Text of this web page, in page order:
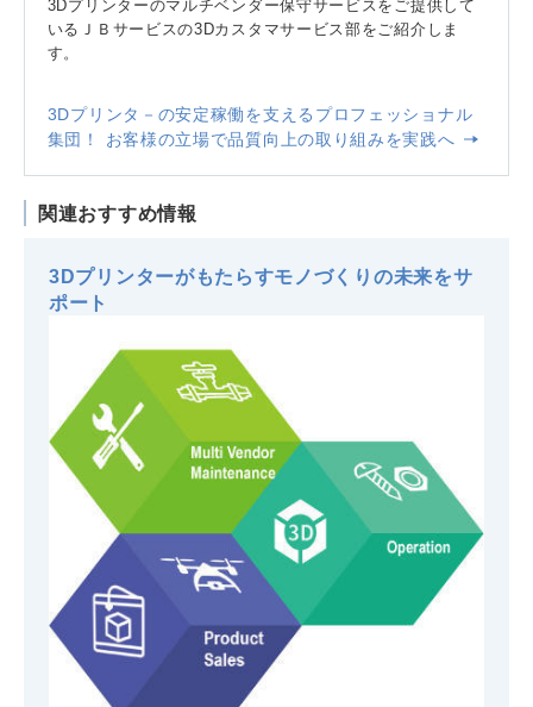
3Dプリンターのマルチベンダー保守サービスをご提供して
いるＪＢサービスの3Dカスタマサービス部をご紹介しま
す。
3Dプリンタ－の安定稼働を支えるプロフェッショナル
集団！ お客様の立場で品質向上の取り組みを実践へ
関連おすすめ情報
3Dプリンターがもたらすモノづくりの未来をサ
ポート